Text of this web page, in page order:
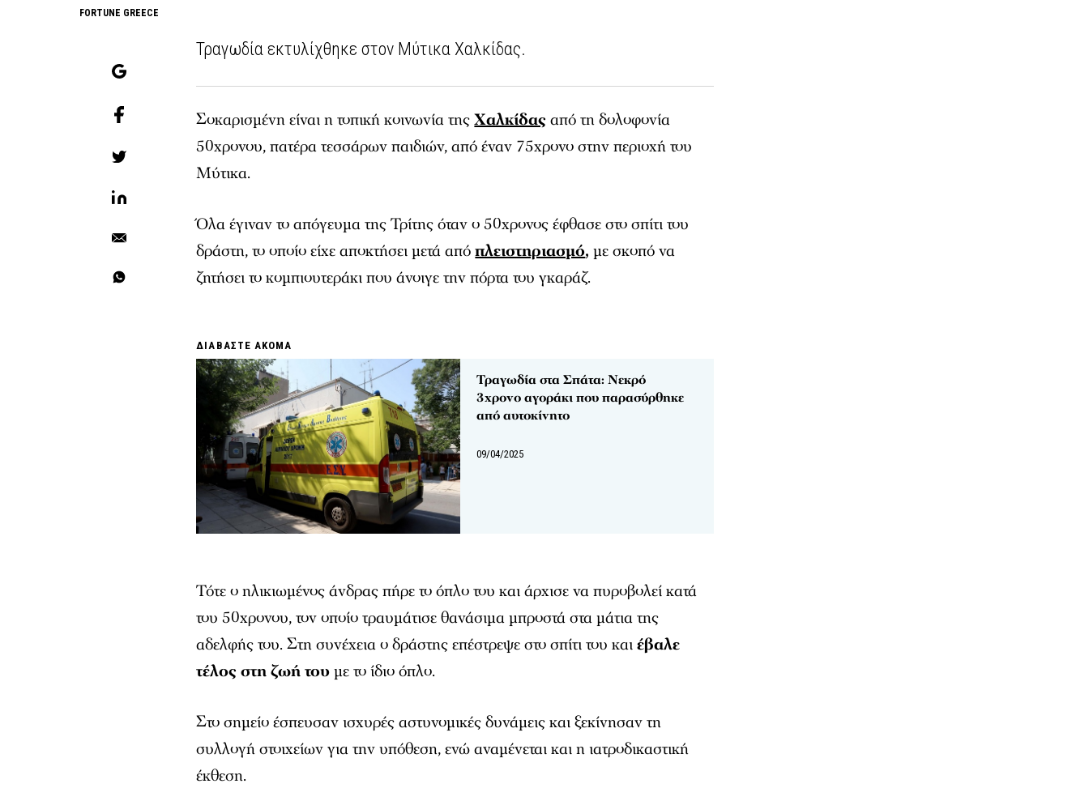
FORTUNE GREECE
Τραγωδία εκτυλίχθηκε στον Μύτικα Χαλκίδας.
Σοκαρισμένη είναι η τοπική κοινωνία τηςΧαλκίδας από τη δολοφονία
50χρονου, πατέρα τεσσάρων παιδιών, από έναν 75χρονο στην περιοχή του
Μύτικα.
Όλα έγιναν το απόγευμα της Τρίτης όταν ο 50χρονος έφθασε στο σπίτι του
δράστη, το οποίο είχε αποκτήσει μετά απόπλειστηριασμό, με σκοπό να
ζητήσει το κομπιουτεράκι που άνοιγε την πόρτα του γκαράζ.
ΔΙΑΒΑΣΤΕ ΑΚΟΜΑ
Τραγωδία στα Σπάτα: Νεκρό
3χρονο αγοράκι που παρασύρθηκε
από αυτοκίνητο
09/04/2025
Τότε ο ηλικιωμένος άνδρας πήρε το όπλο του και άρχισε να πυροβολεί κατά
του 50χρονου, τον οποίο τραυμάτισε θανάσιμα μπροστά στα μάτια της
αδελφής του. Στη συνέχεια ο δράστης επέστρεψε στο σπίτι του καιέβαλε
τέλος στη ζωή τουμε το ίδιο όπλο.
Στο σημείο έσπευσαν ισχυρές αστυνομικές δυνάμεις και ξεκίνησαν τη
συλλογή στοιχείων για την υπόθεση, ενώ αναμένεται και η ιατροδικαστική
έκθεση.